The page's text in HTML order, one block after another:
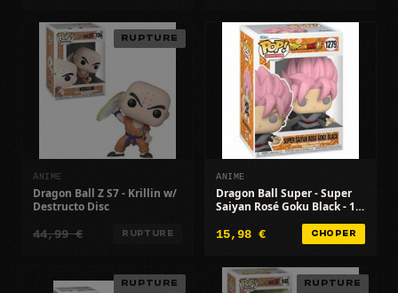
RUPTURE
ANIME
Dragon Ball Z S7 - Krillin w/
Destructo Disc
44,99 € RUPTURE
ANIME
Dragon Ball Super - Super
Saiyan Rosé Goku Black - 1
15,98 € CHOPER
RUPTURE RUPTURE